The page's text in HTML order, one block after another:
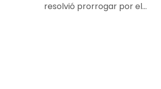
resolvió prorrogar por el...